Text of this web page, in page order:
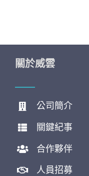
關於威雲
公司簡介
關鍵紀事
合作夥伴
人員招募